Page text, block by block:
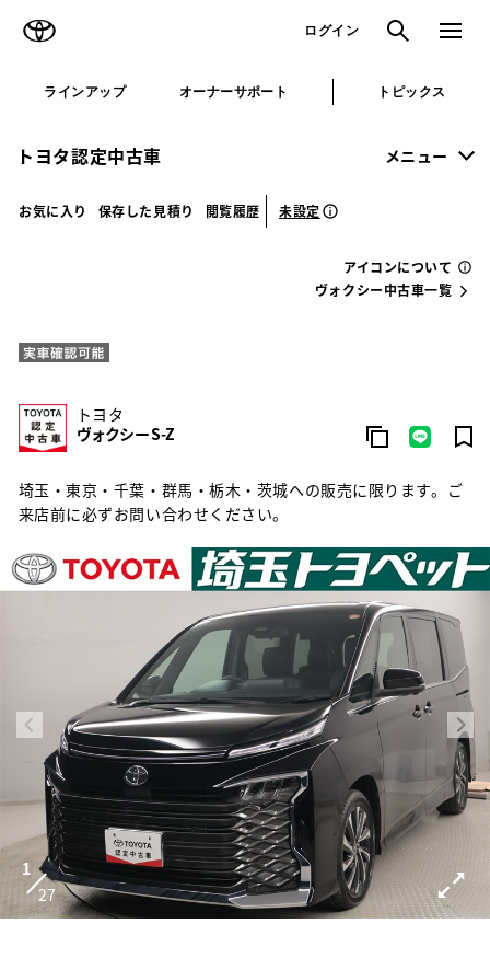
ログイン 検索 メニュ
ラインアップ オーナーサポート トピックス
トヨタ認定中古車 メニュー
お気に入り 保存した見積り 閲覧履歴 未設定
アイコンについて
ヴォクシー中古車一覧
トヨタ
ヴォクシー S-Z
埼玉・東京・千葉・群馬・栃木・茨城への販売に限ります。ご
来店前に必ずお問い合わせください。
1
27